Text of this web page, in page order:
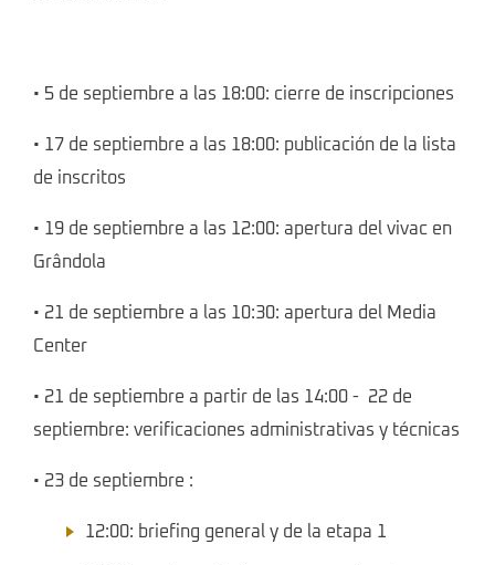
• 5 de septiembre a las 18:00: cierre de inscripciones
• 17 de septiembre a las 18:00: publicación de la lista
de inscritos
• 19 de septiembre a las 12:00: apertura del vivac en
Grândola
• 21 de septiembre a las 10:30: apertura del Media
Center
• 21 de septiembre a partir de las 14:00 - 22 de
septiembre: verificaciones administrativas y técnicas
• 23 de septiembre :
12:00: briefing general y de la etapa 1